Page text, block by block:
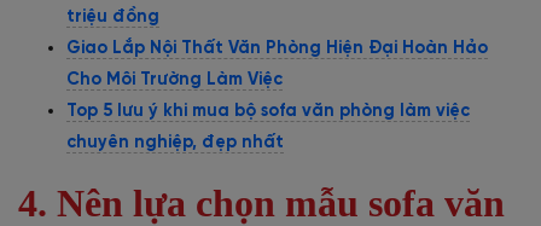
triệu đồng
Giao Lắp Nội Thất Văn Phòng Hiện Đại Hoàn Hảo
Cho Môi Trường Làm Việc
Top 5 lưu ý khi mua bộ sofa văn phòng làm việc
chuyên nghiệp, đẹp nhất
4. Nên lựa chọn mẫu sofa văn